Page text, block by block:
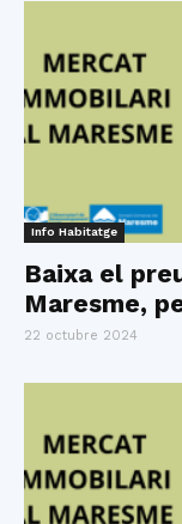
Info Habitatge
Baixa el
Maresme,
22 octubre 2024